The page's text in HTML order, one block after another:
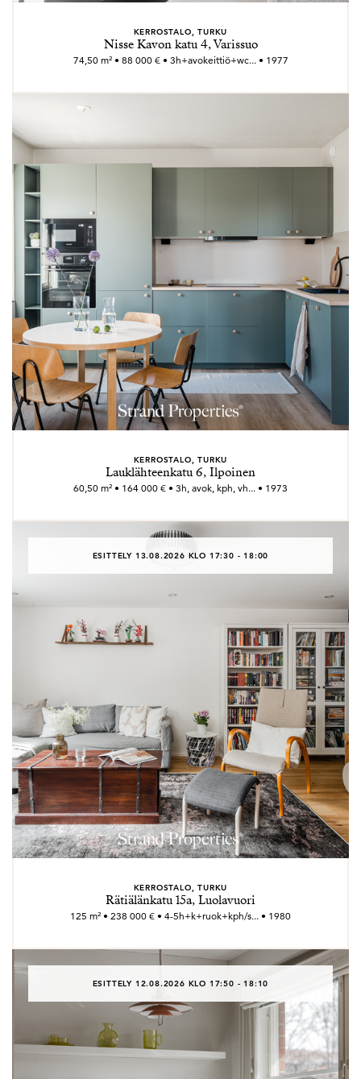
KERROSTALO, TURKU
Nisse Kavon katu 4, Varissuo
74,50 m² • 88 000 € • 3h+avokeittiö+wc... • 1977
KERROSTALO, TURKU
Lauklähteenkatu 6, Ilpoinen
60,50 m² • 164 000 € • 3h, avok, kph, vh... • 1973
KERROSTALO, TURKU
Rätiälänkatu 15a, Luolavuori
125 m² • 238 000 € • 4-5h+k+ruok+kph/s... • 1980
ESITTELY 13.08.2026 KLO 17:30 - 18:00
ESITTELY 12.08.2026 KLO 17:50 - 18:10